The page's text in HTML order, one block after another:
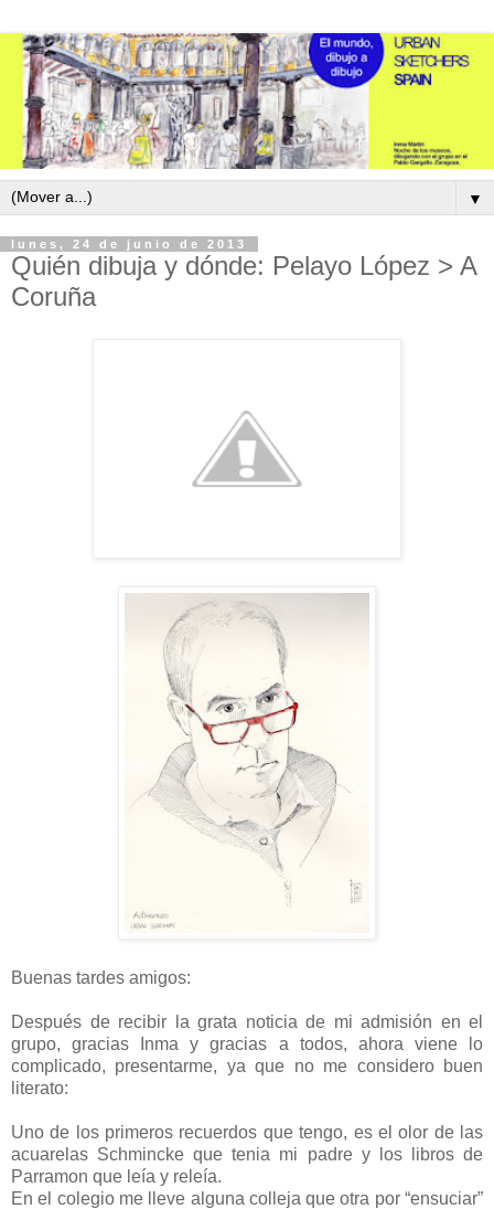
▼
lunes, 24 de junio de 2013
Quién dibuja y dónde: Pelayo López > A
Coruña
Buenas tardes amigos:
Después de recibir la grata noticia de mi admisión en el
grupo, gracias Inma y gracias a todos, ahora viene lo
complicado, presentarme, ya que no me considero buen
literato:
Uno de los primeros recuerdos que tengo, es el olor de las
acuarelas Schmincke que tenia mi padre y los libros de
Parramon que leía y releía.
En el colegio me lleve alguna colleja que otra por “ensuciar”